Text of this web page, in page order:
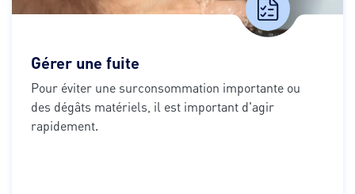
Gérer une fuite
Pour éviter une surconsommation importante ou
des dégâts matériels, il est important d'agir
rapidement.